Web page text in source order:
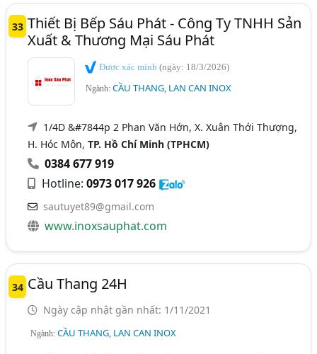
33 Thiết Bị Bếp Sáu Phát - Công Ty TNHH Sản
Xuất & Thương Mại Sáu Phát
Được xác minh(ngày: 18/3/2026)
Ngành:CẦU THANG, LAN CAN INOX
1/4D &#7844p 2 Phan Văn Hớn, X. Xuân Thới Thượng,
H. Hóc Môn,TP. Hồ Chí Minh (TPHCM)
0384 677 919
Hotline:0973 017 926
sautuyet89@gmail.com
www.inoxsauphat.com
34 Cầu Thang 24H
Ngày cập nhật gần nhất: 1/11/2021
Ngành:CẦU THANG, LAN CAN INOX